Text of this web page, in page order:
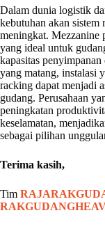
Dalam dunia logistik
kebutuhan akan
meningkat. Mezzanine
yang ideal untuk
kapasitas
yang matang, instalasi
racking dapat menjadi
gudang. Perusahaan
peningkatan
keselamatan,
sebagai pilihan
Terima kasih,
Tim